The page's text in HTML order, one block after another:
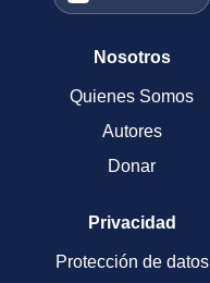
Nosotros
Quienes Somos
Autores
Donar
Privacidad
Protección de datos